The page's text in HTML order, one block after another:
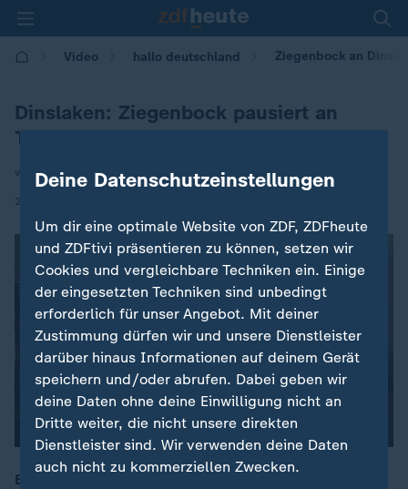
Video hallo deutschland Ziegenbock an
Dinslaken: Ziegenbock pausiert an
Tankstelle
von Alana Wellershaus
25.06.2025 | 17:15
Ein frei laufender Ziegenbock sorgt in Dinslaken für
Deine Datenschutzeinstellungen
Um dir eine optimale Website von ZDF, ZDFheute
und ZDFtivi präsentieren zu können, setzen wir
Cookies und vergleichbare Techniken ein. Einige
der eingesetzten Techniken sind unbedingt
erforderlich für unser Angebot. Mit deiner
Zustimmung dürfen wir und unsere Dienstleister
darüber hinaus Informationen auf deinem Gerät
speichern und/oder abrufen. Dabei geben wir
deine Daten ohne deine Einwilligung nicht an
Dritte weiter, die nicht unsere direkten
Dienstleister sind. Wir verwenden deine Daten
auch nicht zu kommerziellen Zwecken.